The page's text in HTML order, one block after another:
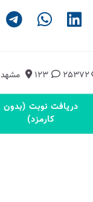
25372
123 مشهد
دریافت نوبت (بدون
کارمزد)